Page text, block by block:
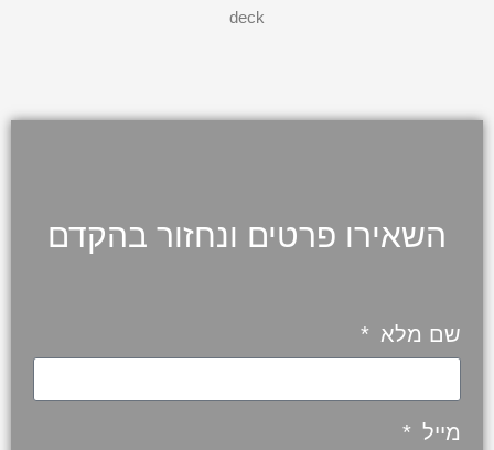
deck
השאירו פרטים ונחזור בהקדם
שם מלא
מייל